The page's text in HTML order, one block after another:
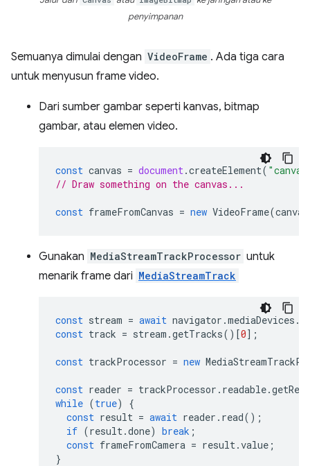
penyimpanan
Semuanya dimulai dengan VideoFrame . Ada tiga cara
untuk menyusun frame video.
Dari sumber gambar seperti kanvas, bitmap
gambar, atau elemen video.
const canvas = document .createElement(
// Draw something on the canvas...
const frameFromCanvas = new VideoFrame(canvas
Gunakan MediaStreamTrackProcessor untuk
menarik frame dari MediaStreamTrack
const stream = await navigator .mediaDevices .
const track = stream .getTracks()[0];
const trackProcessor = new
const reader = trackProcessor . readable.
while (true)
{
const result = await reader . read();
if (result .done) break ;
const frameFromCamera = result .value ;
}